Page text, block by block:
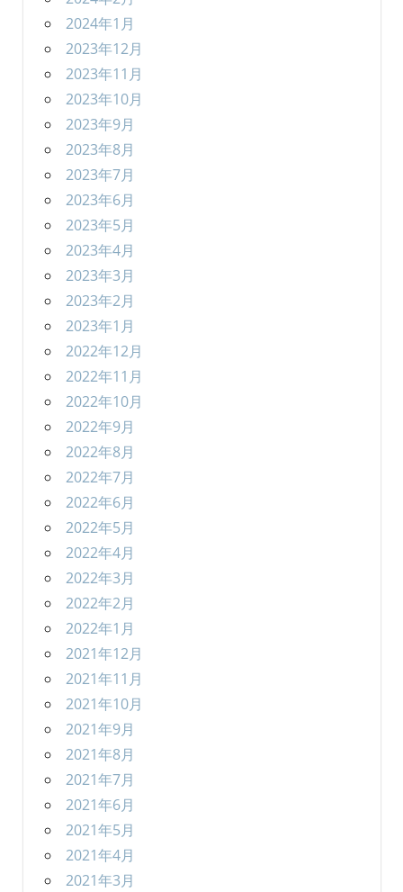
2024年1月
2023年12月
2023年11月
2023年10月
2023年9月
2023年8月
2023年7月
2023年6月
2023年5月
2023年4月
2023年3月
2023年2月
2023年1月
2022年12月
2022年11月
2022年10月
2022年9月
2022年8月
2022年7月
2022年6月
2022年5月
2022年4月
2022年3月
2022年2月
2022年1月
2021年12月
2021年11月
2021年10月
2021年9月
2021年8月
2021年7月
2021年6月
2021年5月
2021年4月
2021年3月